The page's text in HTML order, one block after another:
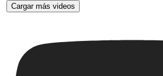
Cargar más videos